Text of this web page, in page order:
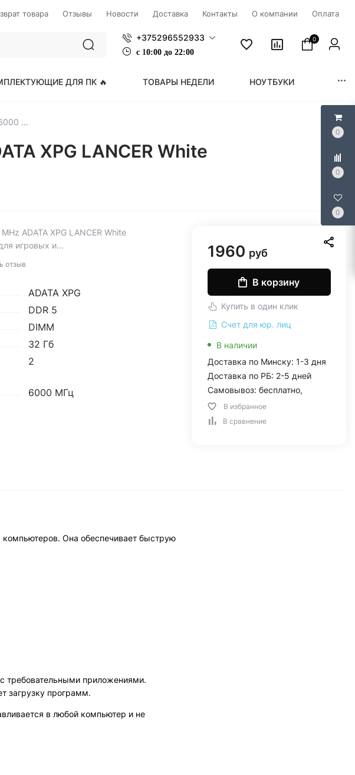
0
0
0
товара Отзывы Новости Доставка Контакты О компании Оплата
+375296552933
с 1 0:00 до 22:00
0
ДЛЯ ПК 🔥 ТОВАРЫ НЕДЕЛИ НОУТБУКИ
Оперативная память 32 Gb 6000 MHz ADATA XPG LANCER White (AX5U6000C3016G-DCLAWH)
XPG LANCER White
ADATA XPG LANCER White
игровых и...
отзыв
ADATA XPG
DDR 5
DIMM
32 Гб
2
6000 МГц
1960 руб
В корзину
Купить в один клик
Счет для юр. лиц
В наличии
Доставка по Минску: 1-3 дня
Доставка по РБ: 2-5 дней
Самовывоз: бесплатно,
В избранное
В сравнение
компьютеров. Она обеспечивает быструю
требовательными приложениями.
загрузку программ.
в любой компьютер и не